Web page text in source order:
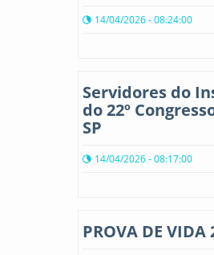
14/04/2026 - 08:24:00
Servidores do
do 22º
SP
14/04/2026 - 08:17:00
PROVA DE VIDA